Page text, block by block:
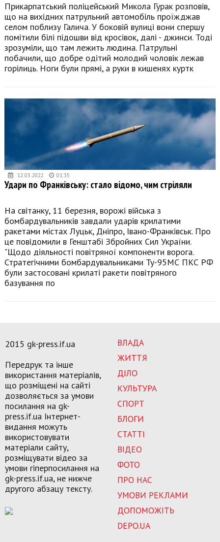
Прикарпатський поліцейський Микола Гурак розповів,
що на вихідних патрульний автомобіль проїжджав
селом поблизу Галича. У боковій вулиці вони спершу
помітили білі підошви від кросівок, далі - джинси. Тоді
зрозуміли, що там лежить людина. Патрульні
побачили, що добре одітий молодий чоловік лежав
горілиць. Ноги були прямі, а руки в кишенях куртк
12.03.2022 01:35
Удари по Франківську: стало відомо, чим стріляли
На світанку, 11 березня, ворожі війська з
бомбардувальників завдали ударів крилатими
ракетами містах Луцьк, Дніпро, Івано-Франківськ. Про
це повідомили в Генштабі Збройних Сил України.
"Щодо діяльності повітряної компоненти ворога.
Стратегічними бомбардувальниками Ту-95МС ПКС РФ
були застосовані крилаті ракети повітряного
базування по
ВЛАДА
ЖИТТЯ
ДІЛО
КУЛЬТУРА
СПОРТ
БЛОГИ
СТАТТІ
ВІДЕО
ФОТО
ПРО НАС
УМОВИ РЕКЛАМИ
ДОПОМОЖІТЬ
DEPO.UA
2015 gk-press.if.ua
Передрук та інше
використання матеріалів,
що розміщені на сайті
дозволяється за умови
посилання на gk-
press.if.ua Інтернет-
видання можуть
використовувати
матеріали сайту,
розміщувати відео за
умови гіперпосилання на
gk-press.if.ua, не нижче
другого абзацу тексту.